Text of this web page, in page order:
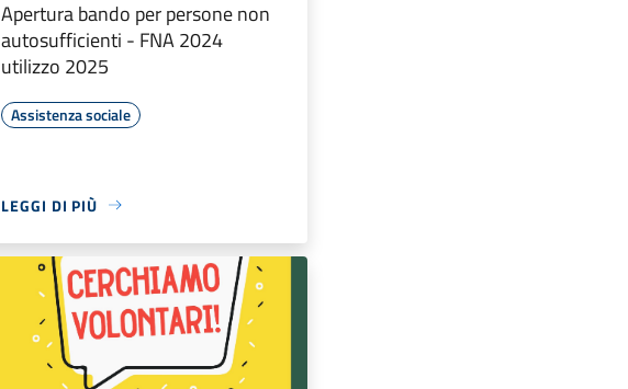
Apertura bando per persone non
autosufficienti - FNA 2024
utilizzo 2025
Assistenza sociale
LEGGI DI PIÙ